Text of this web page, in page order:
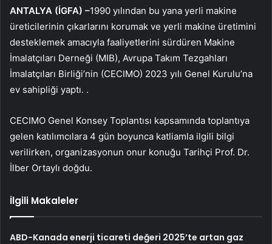
ANTALYA (İGFA) –1990 yılından bu yana yerli makine
üreticilerinin çıkarlarını korumak ve yerli makine üretimini
desteklemek amacıyla faaliyetlerini sürdüren Makine
İmalatçıları Derneği (MIB), Avrupa Takım Tezgahları
İmalatçıları Birliği’nin (CECIMO) 2023 yılı Genel Kurulu’na
ev sahipliği yaptı. .
CECIMO Genel Konsey Toplantısı kapsamında toplantıya
gelen katılımcılara 4 gün boyunca katliamla ilgili bilgi
verilirken, organizasyonun onur konuğu Tarihçi Prof. Dr.
İlber Ortaylı doğdu.
İlgili Makaleler
ABD-Kanada enerji ticareti değeri 2025’te artan gaz